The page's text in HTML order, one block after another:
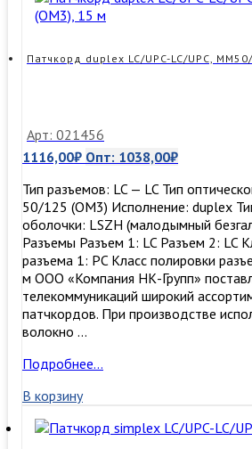
Патчкорд duplex LC/UPC-LC/UPC,
Арт: 021456
1116,00₽ Опт: 1038,00₽
Тип разъемов: LC — LC Тип
50/125 (ОМ3) Исполнение: duplex
оболочки: LSZH (малодымный
Разъемы Разъем 1: LC Разъем 2: LC
разъема 1: PC Класс полировки
м ООО «Компания НК-Групп»
телекоммуникаций широкий
патчкордов. При производстве
волокно …
Патчкорд
LC/UPC-
LC/UPC,
MM50/125
Подробнее…
В корзину